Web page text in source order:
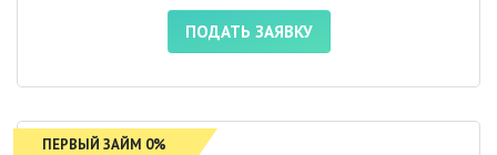
ПОДАТЬ ЗАЯВКУ
ПЕРВЫЙ ЗАЙМ 0%